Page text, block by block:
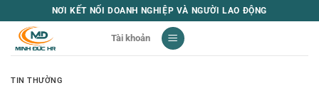
qua
NƠI KẾT NỐI DOANH NGHIỆP VÀ NGƯỜI LAO ĐỘNG
Tài khoản
TIN THƯỜNG